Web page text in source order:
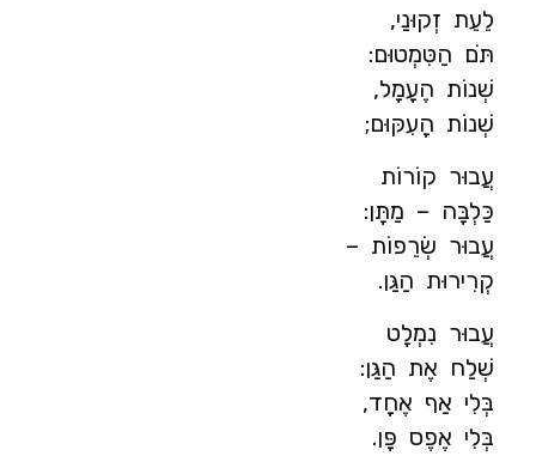
לֵעֵת זְקוּנַי,
תֹּם הַטִּמְטוּם:
שְׁנוֹת הֶעָמָל,
שְׁנוֹת הָעִקּוּם;
עֲבוּר קוֹרוֹת
כַּלְבָּה – מַתָּן:
עֲבוּר שְׂרֵפוֹת –
קְרִירוּת הַגַּן.
עֲבוּר נִמְלָט
שְׁלַח אֶת הַגַּן:
בְּלִי אַף אֶחָד,
בְּלִי אֶפֶס פָּן.